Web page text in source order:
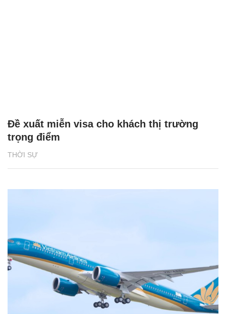
THỜI SỰ
Đề xuất miễn visa cho khách thị trường
trọng điểm